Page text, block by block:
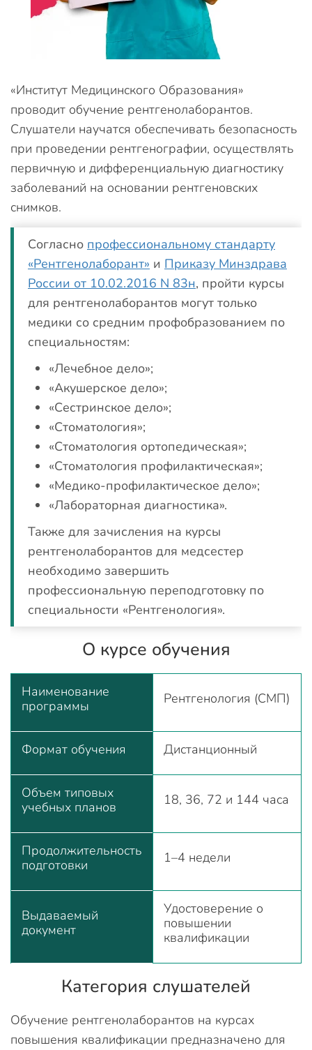
«Институт Медицинского Образования»
проводит обучение рентгенолаборантов.
Слушатели научатся обеспечивать безопасность
при проведении рентгенографии, осуществлять
первичную и дифференциальную диагностику
заболеваний на основании рентгеновских
снимков.
Согласно профессиональному стандарту
«Рентгенолаборант» и Приказу Минздрава
России от 10.02.2016 N 83н, пройти курсы
для рентгенолаборантов могут только
медики со средним профобразованием по
специальностям:
«Лечебное дело»;
«Акушерское дело»;
«Сестринское дело»;
«Стоматология»;
«Стоматология ортопедическая»;
«Стоматология профилактическая»;
«Медико-профилактическое дело»;
«Лабораторная диагностика».
Также для зачисления на курсы
рентгенолаборантов для медсестер
необходимо завершить
профессиональную переподготовку по
специальности «Рентгенология».
О курсе обучения
Наименование
программы
Рентгенология (СМП)
Формат обучения Дистанционный
Объем типовых
учебных планов
18, 36, 72 и 144 часа
Продолжительность
подготовки
1–4 недели
Выдаваемый
документ
Удостоверение о
повышении
квалификации
Категория слушателей
Обучение рентгенолаборантов на курсах
повышения квалификации предназначено для